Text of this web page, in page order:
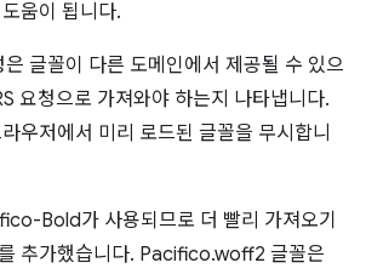
움이 됩니다.
은 글꼴이 다른 도메인에서 제공될 수 있으
요청으로 가져와야 하는지 나타냅니다.
우저에서 미리 로드된 글꼴을 무시합니
Bold가 사용되므로 더 빨리 가져오기
추가했습니다. Pacifico.woff2 글꼴은